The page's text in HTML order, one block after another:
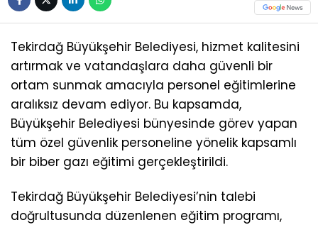
Tekirdağ Büyükşehir Belediyesi, hizmet kalitesini
artırmak ve vatandaşlara daha güvenli bir
ortam sunmak amacıyla personel eğitimlerine
aralıksız devam ediyor. Bu kapsamda,
Büyükşehir Belediyesi bünyesinde görev yapan
tüm özel güvenlik personeline yönelik kapsamlı
bir biber gazı eğitimi gerçekleştirildi.
Tekirdağ Büyükşehir Belediyesi’nin talebi
doğrultusunda düzenlenen eğitim programı,